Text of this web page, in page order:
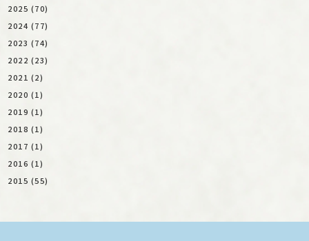
2025 (70)
2024 (77)
2023 (74)
2022 (23)
2021 (2)
2020 (1)
2019 (1)
2018 (1)
2017 (1)
2016 (1)
2015 (55)